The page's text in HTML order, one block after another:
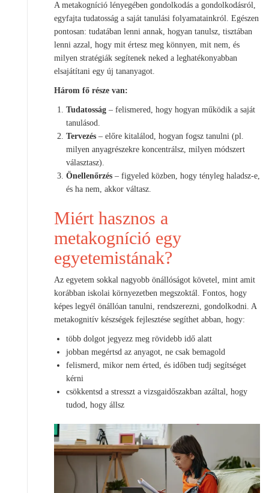
A metakogníció lényegében gondolkodás a gondolkodásról,
egyfajta tudatosság a saját tanulási folyamatainkról. Egészen
pontosan: tudatában lenni annak, hogyan tanulsz, tisztában
lenni azzal, hogy mit értesz meg könnyen, mit nem, és
milyen stratégiák segítenek neked a leghatékonyabban
elsajátítani egy új tananyagot.
Három fő része van:
Tudatosság – felismered, hogy hogyan működik a saját
tanulásod.
Tervezés – előre kitalálod, hogyan fogsz tanulni (pl.
milyen anyagrészekre koncentrálsz, milyen módszert
választasz).
Önellenőrzés – figyeled közben, hogy tényleg haladsz-e,
és ha nem, akkor váltasz.
Miért hasznos a
metakogníció egy
egyetemistának?
Az egyetem sokkal nagyobb önállóságot követel, mint amit
korábban iskolai környezetben megszoktál. Fontos, hogy
képes legyél önállóan tanulni, rendszerezni, gondolkodni. A
metakognitív készségek fejlesztése segíthet abban, hogy:
több dolgot jegyezz meg rövidebb idő alatt
jobban megértsd az anyagot, ne csak bemagold
felismerd, mikor nem érted, és időben tudj segítséget
kérni
csökkentsd a stresszt a vizsgaidőszakban azáltal, hogy
tudod, hogy állsz